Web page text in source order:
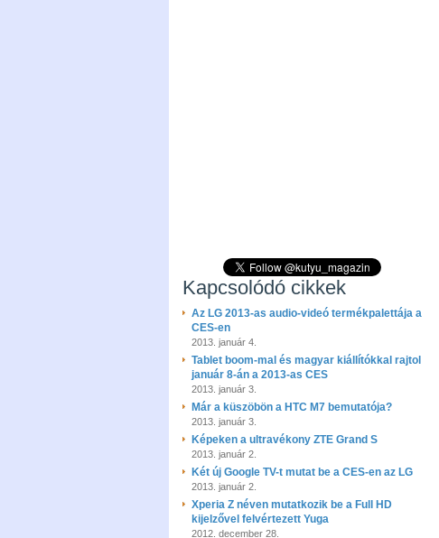
Kapcsolódó cikkek
Az LG 2013-as audio-videó termékpalettája a
CES-en
2013. január 4.
Tablet boom-mal és magyar kiállítókkal rajtol
január 8-án a 2013-as CES
2013. január 3.
Már a küszöbön a HTC M7 bemutatója?
2013. január 3.
Képeken a ultravékony ZTE Grand S
2013. január 2.
Két új Google TV-t mutat be a CES-en az LG
2013. január 2.
Xperia Z néven mutatkozik be a Full HD
kijelzővel felvértezett Yuga
2012. december 28.